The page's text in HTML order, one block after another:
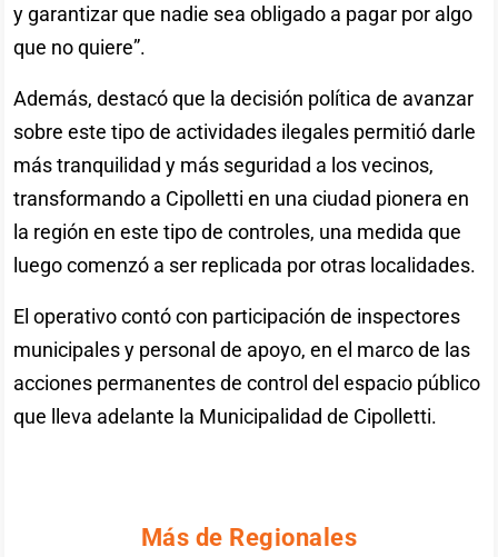
y garantizar que nadie sea obligado a pagar por algo
que no quiere”.
Además, destacó que la decisión política de avanzar
sobre este tipo de actividades ilegales permitió darle
más tranquilidad y más seguridad a los vecinos,
transformando a Cipolletti en una ciudad pionera en
la región en este tipo de controles, una medida que
luego comenzó a ser replicada por otras localidades.
El operativo contó con participación de inspectores
municipales y personal de apoyo, en el marco de las
acciones permanentes de control del espacio público
que lleva adelante la Municipalidad de Cipolletti.
Más de Regionales